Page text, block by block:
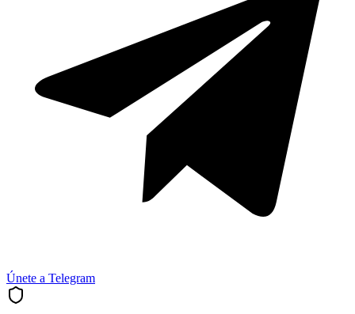
Únete a Telegram